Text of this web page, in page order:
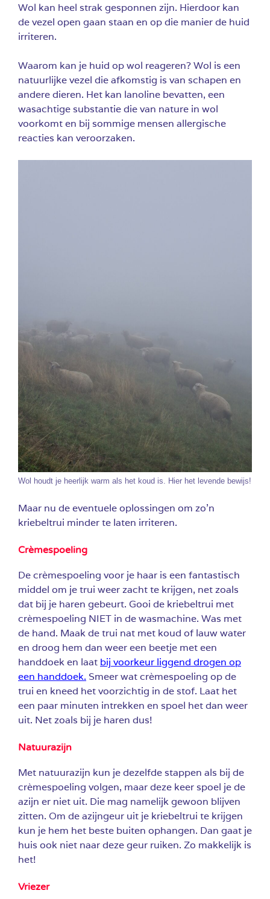
Wol kan heel strak gesponnen zijn. Hierdoor kan
de vezel open gaan staan en op die manier de huid
irriteren.
Waarom kan je huid op wol reageren? Wol is een
natuurlijke vezel die afkomstig is van schapen en
andere dieren. Het kan lanoline bevatten, een
wasachtige substantie die van nature in wol
voorkomt en bij sommige mensen allergische
reacties kan veroorzaken.
Wol houdt je heerlijk warm als het koud is. Hier het levende bewijs!
Maar nu de eventuele oplossingen om zo’n
kriebeltrui minder te laten irriteren.
Crèmespoeling
De crèmespoeling voor je haar is een fantastisch
middel om je trui weer zacht te krijgen, net zoals
dat bij je haren gebeurt. Gooi de kriebeltrui met
crèmespoeling NIET in de wasmachine. Was met
de hand. Maak de trui nat met koud of lauw water
en droog hem dan weer een beetje met een
handdoek en laat bij voorkeur liggend drogen op
een handdoek. Smeer wat crèmespoeling op de
trui en kneed het voorzichtig in de stof. Laat het
een paar minuten intrekken en spoel het dan weer
uit. Net zoals bij je haren dus!
Natuurazijn
Met natuurazijn kun je dezelfde stappen als bij de
crèmespoeling volgen, maar deze keer spoel je de
azijn er niet uit. Die mag namelijk gewoon blijven
zitten. Om de azijngeur uit je kriebeltrui te krijgen
kun je hem het beste buiten ophangen. Dan gaat je
huis ook niet naar deze geur ruiken. Zo makkelijk is
het!
Vriezer